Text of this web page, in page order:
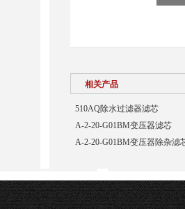
相关产品
510AQ除水过滤器滤芯
A-2-20-G01BM变压器滤芯
A-2-20-G01BM变压器除杂滤